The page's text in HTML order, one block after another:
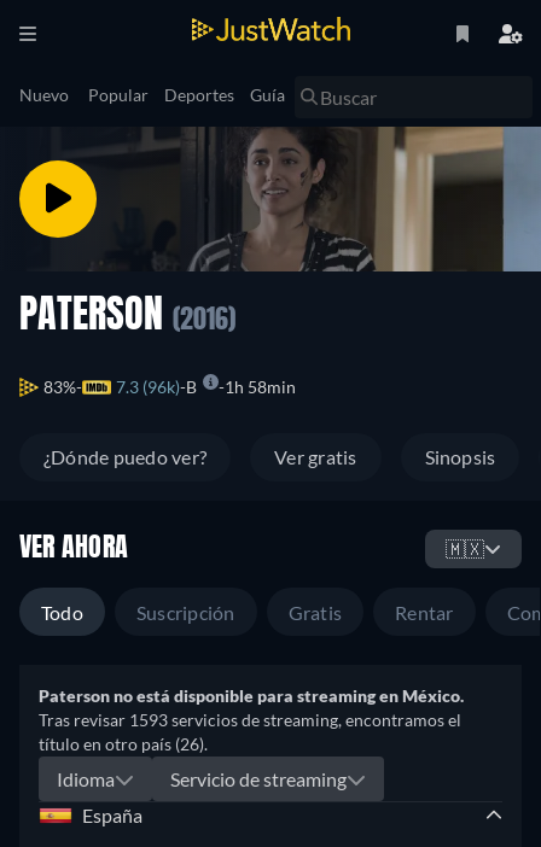
Nuevo Popular Deportes Guía
PATERSON (2016)
83% 7.3 (96k) B 1h 58min
¿Dónde puedo ver? Ver gratis Sinopsis
VER AHORA 🇲🇽
Todo Suscripción Gratis Rentar
Paterson no está disponible para streaming en México.
Tras revisar 1593 servicios de streaming, encontramos el
título en otro país (26).
Idioma
Servicio de streaming
España